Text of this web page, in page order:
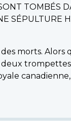
TOMBÉS
SÉPULTURE
morts. Alors
deux